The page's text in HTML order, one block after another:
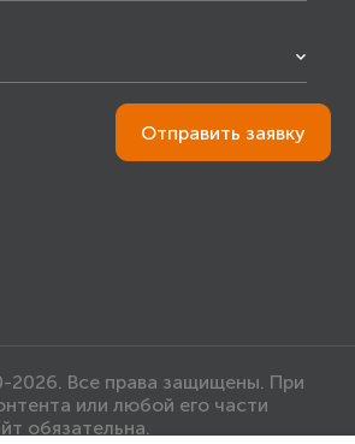
Отправить заявку
Все права защищены. При
или любой его части
обязательна.